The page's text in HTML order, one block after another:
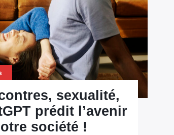
sexualité,
prédit l’avenir
société !